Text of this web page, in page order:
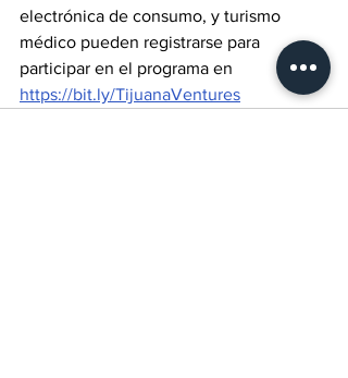
electrónica de consumo, y turismo
médico pueden registrarse para
participar en el programa en
https://bit.ly/TijuanaVentures